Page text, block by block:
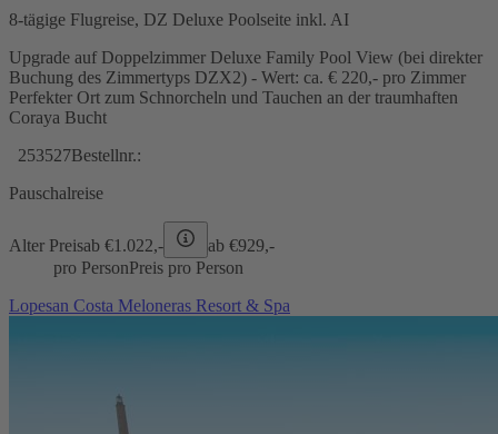
8-tägige Flugreise, DZ Deluxe Poolseite inkl. AI
Upgrade auf Doppelzimmer Deluxe Family Pool View (bei direkter
Buchung des Zimmertyps DZX2) - Wert: ca. € 220,- pro Zimmer
Perfekter Ort zum Schnorcheln und Tauchen an der traumhaften
Coraya Bucht
253527Bestellnr.:
Pauschalreise
Alter Preisab €1.022,- ab €929,-
pro PersonPreis pro Person
Lopesan Costa Meloneras Resort & Spa